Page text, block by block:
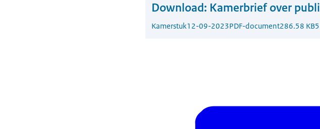
Download: Kamerbrief over
Kamerstuk12-09-2023PDF-document286.58 KB